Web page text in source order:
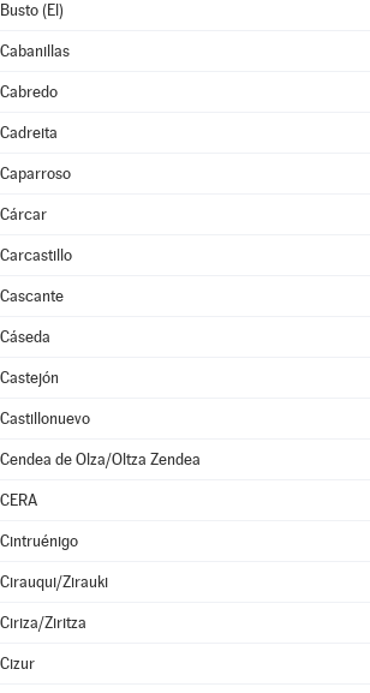
Busto (El)
Cabanillas
Cabredo
Cadreita
Caparroso
Cárcar
Carcastillo
Cascante
Cáseda
Castejón
Castillonuevo
Cendea de Olza/Oltza Zendea
CERA
Cintruénigo
Cirauqui/Zirauki
Ciriza/Ziritza
Cizur